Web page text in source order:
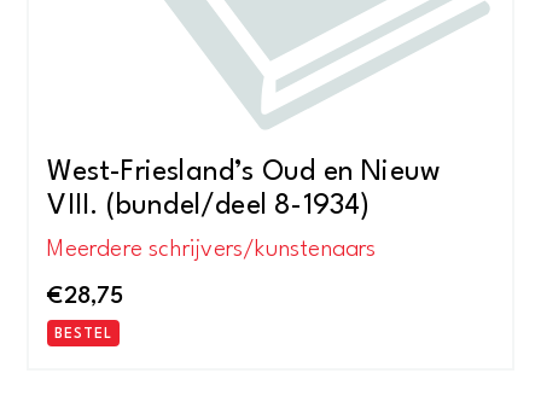
West-Friesland’s Oud en Nieuw
VIII. (bundel/deel 8-1934)
Meerdere schrijvers/kunstenaars
€28,75
BESTEL